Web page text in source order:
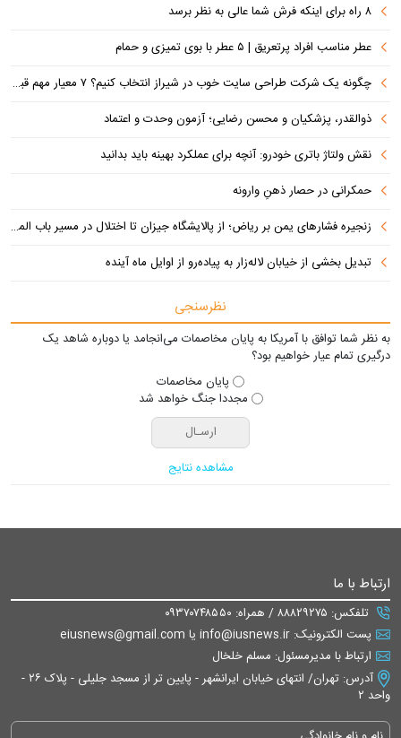
۸ راه برای اینکه فرش شما عالی به نظر برسد
عطر مناسب افراد پرتعریق | ۵ عطر با بوی تمیزی و حمام
چگونه یک شرکت طراحی سایت خوب در شیراز انتخاب کنیم؟ ۷ معیار مهم قبل از سفارش سایت
ذوالقدر، پزشکیان و محسن رضایی؛ آزمون وحدت و اعتماد
نقش ولتاژ باتری خودرو: آنچه برای عملکرد بهینه باید بدانید
حمکرانی در حصار ذهنِ وارونه
زنجیره فشارهای یمن بر ریاض؛ از پالایشگاه جیزان تا اختلال در مسیر باب المندب
تبدیل بخشی از خیابان لاله‌زار به پیاده‌رو از اوایل ماه آینده
نظرسنجی
به نظر شما توافق با آمریکا به پایان مخاصمات می‌انجامد یا دوباره شاهد یک
درگیری تمام عیار خواهیم بود؟
پایان مخاصمات
مجددا جنگ خواهد شد
مشاهده نتایج
ارتباط با ما
تلفکس: ۸۸۸۲۹۲۷۵ / همراه: ۰۹۳۷۰۷۴۸۵۵۰
پست الکترونیک: info@iusnews.ir یا eiusnews@gmail.com
ارتباط با مدیرمسئول: مسلم خلخال
آدرس: تهران/ انتهای خیابان ایرانشهر - پایین تر از مسجد جلیلی - پلاک ۲۶ -
واحد ۲